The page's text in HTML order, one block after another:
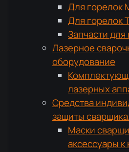
Для горелок
Для горелок
Запчасти
Лазерное
оборудование
лазерных
Средства
защиты
Маски
аксессуары к